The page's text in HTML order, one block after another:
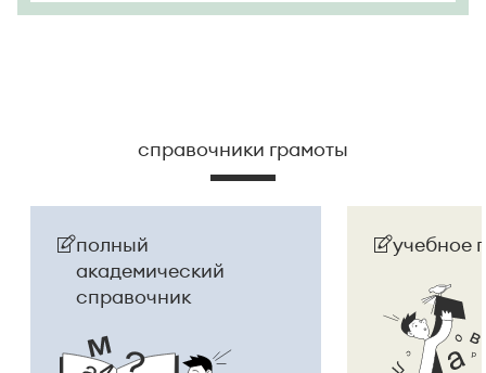
справочники грамоты
полный
академический
справочник
учебное